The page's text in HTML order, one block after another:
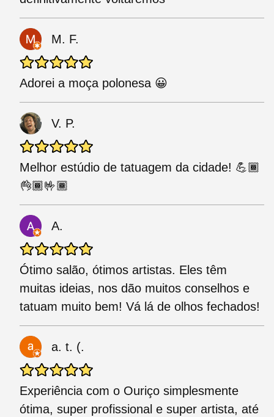
M. F.
Adorei a moça polonesa 😀
V. P.
Melhor estúdio de tatuagem da cidade! 💪🏾
👌🏾🤟🏾
A.
Ótimo salão, ótimos artistas. Eles têm
muitas ideias, nos dão muitos conselhos e
tatuam muito bem! Vá lá de olhos fechados!
a. t. (.
Experiência com o Ouriço simplesmente
ótima, super profissional e super artista, até